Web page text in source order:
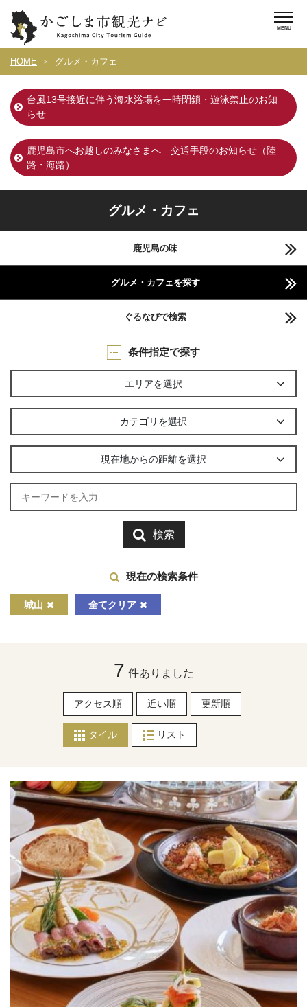
HOME グルメ・カフェ
台風13号接近に伴う海水浴場を一時閉鎖・遊泳禁止のお知
らせ
鹿児島市へお越しのみなさまへ 交通手段のお知らせ（陸
路・海路）
グルメ・カフェ
鹿児島の味
グルメ・カフェを探す
ぐるなびで検索
条件指定で探す
エリアを選択
カテゴリを選択
現在地からの距離を選択
検索
現在の検索条件
城山 全てクリア
7 件ありました
アクセス順 近い順 更新順
タイル リスト